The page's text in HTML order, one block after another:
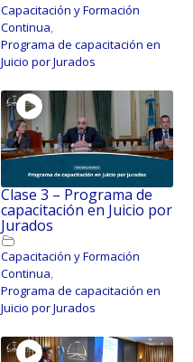
Capacitación y Formación
Continua,
Programa de capacitación en
Juicio por Jurados
Clase 3 – Programa de
capacitación en Juicio por
Jurados
Capacitación y Formación
Continua,
Programa de capacitación en
Juicio por Jurados